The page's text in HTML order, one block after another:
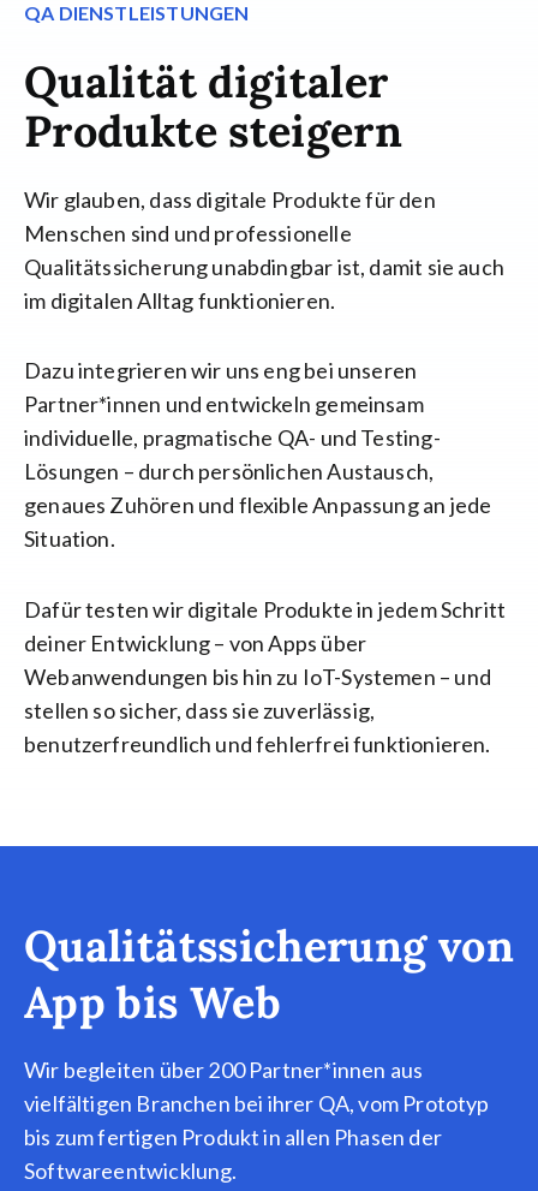
QA DIENSTLEISTUNGEN
Qualität digitaler
Produkte steigern
Wir glauben, dass digitale Produkte für den
Menschen sind und professionelle
Qualitätssicherung unabdingbar ist, damit sie auch
im digitalen Alltag funktionieren.
Dazu integrieren wir uns eng bei unseren
Partner*innen und entwickeln gemeinsam
individuelle, pragmatische QA- und Testing-
Lösungen – durch persönlichen Austausch,
genaues Zuhören und flexible Anpassung an jede
Situation.
Dafür testen wir digitale Produkte in jedem Schritt
deiner Entwicklung – von Apps über
Webanwendungen bis hin zu IoT-Systemen – und
stellen so sicher, dass sie zuverlässig,
benutzerfreundlich und fehlerfrei funktionieren.
Qualitätssicherung von
App bis Web
Wir begleiten über 200 Partner*innen aus
vielfältigen Branchen bei ihrer QA, vom Prototyp
bis zum fertigen Produkt in allen Phasen der
Softwareentwicklung.